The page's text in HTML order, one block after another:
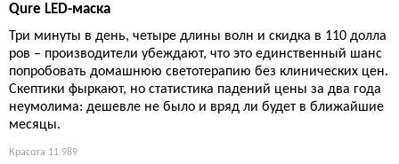
Qure LED-маска
Три минуты в день, четыре длины волн и скидка в 110 долла
ров – производители убеждают, что это единственный шанс
попробовать домашнюю светотерапию без клинических цен.
Скептики фыркают, но статистика падений цены за два года
неумолима: дешевле не было и вряд ли будет в ближайшие
месяцы.
Красота 11 989